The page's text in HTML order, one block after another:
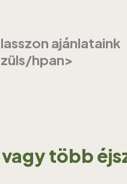
ajánlataink
hpan>
több